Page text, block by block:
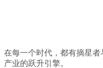
在每一个时代，都有摘星
产业的跃升引擎。